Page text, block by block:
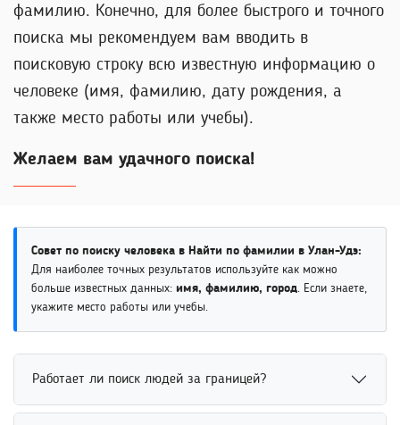
фамилию. Конечно, для более быстрого и точного
поиска мы рекомендуем вам вводить в
поисковую строку всю известную информацию о
человеке (имя, фамилию, дату рождения, а
также место работы или учебы).
Желаем вам удачного поиска!
Совет по поиску человека в Найти по фамилии в Улан-Удэ:
Для наиболее точных результатов используйте как можно
больше известных данных: имя, фамилию, город. Если знаете,
укажите место работы или учебы.
Работает ли поиск людей за границей?